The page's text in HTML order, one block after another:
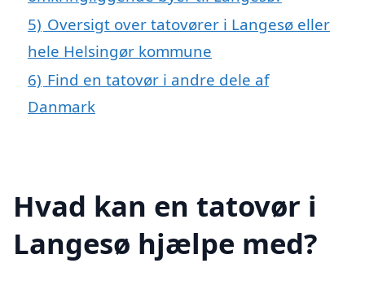
5) Oversigt over tatovører i Langesø eller
hele Helsingør kommune
6) Find en tatovør i andre dele af
Danmark
Hvad kan en tatovør i
Langesø hjælpe med?